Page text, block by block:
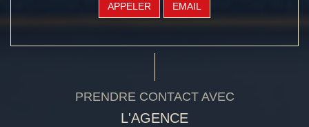
APPELER EMAIL
PRENDRE CONTACT AVEC
L'AGENCE